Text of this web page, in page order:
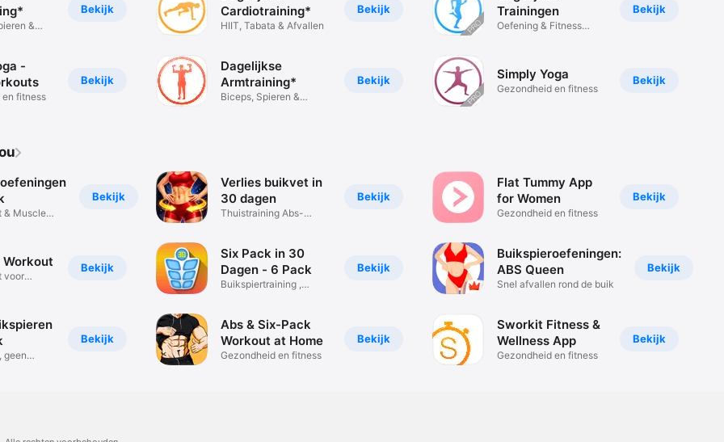
Bekijk
&
Bekijk
-
fitness
Bekijk
Cardiotraining*
HIIT, Tabata & Afvallen
Bekijk
Dagelijkse
Armtraining*
Biceps, Spieren &
Bekijk
Trainingen
Oefening & Fitness
Bekijk
Simply Yoga
Gezondheid en fitness
Bekijk
& Muscle
Bekijk
Workout
voor
Bekijk
geen
Bekijk
Verlies buikvet in
30 dagen
Thuistraining Abs-
Bekijk
Six Pack in 30
Dagen - 6 Pack
Buikspiertraining ,
Bekijk
Abs & Six-Pack
Workout at Home
Gezondheid en fitness
Bekijk
Flat Tummy App
for Women
Gezondheid en fitness
Bekijk
Buikspieroefeningen:
ABS Queen
Snel afvallen rond de buik
Bekijk
Sworkit Fitness &
Wellness App
Gezondheid en fitness